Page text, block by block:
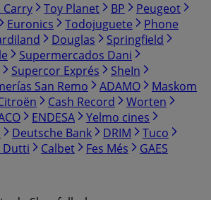
Carry
Toy Planet BP
Peugeot
Euronics Todojuguete
Phone
Douglas
Springfield
Supermercados Dani
Supercor Exprés
SheIn
San Remo ADAMO
Maskom
Cash Record
Worten
ENDESA
Yelmo cines
Deutsche Bank DRIM
Tuco
Dutti Calbet Fes Més GAES